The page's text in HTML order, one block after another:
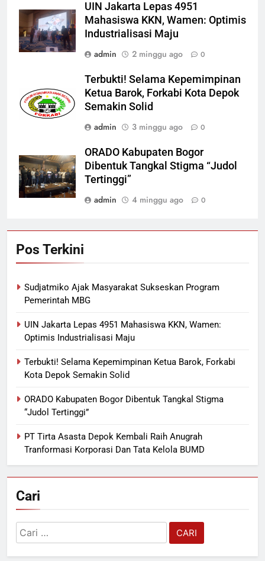
UIN Jakarta Lepas 4951
Mahasiswa KKN, Wamen: Optimis
Industrialisasi Maju
admin
2 minggu ago 0
Terbukti! Selama Kepemimpinan
Ketua Barok, Forkabi Kota Depok
Semakin Solid
admin
3 minggu ago 0
ORADO Kabupaten Bogor
Dibentuk Tangkal Stigma “Judol
Tertinggi”
admin
4 minggu ago 0
Pos Terkini
Sudjatmiko Ajak Masyarakat Sukseskan Program
Pemerintah MBG
UIN Jakarta Lepas 4951 Mahasiswa KKN, Wamen:
Optimis Industrialisasi Maju
Terbukti! Selama Kepemimpinan Ketua Barok, Forkabi
Kota Depok Semakin Solid
ORADO Kabupaten Bogor Dibentuk Tangkal Stigma
“Judol Tertinggi”
PT Tirta Asasta Depok Kembali Raih Anugrah
Tranformasi Korporasi Dan Tata Kelola BUMD
Cari
Cari
untuk: